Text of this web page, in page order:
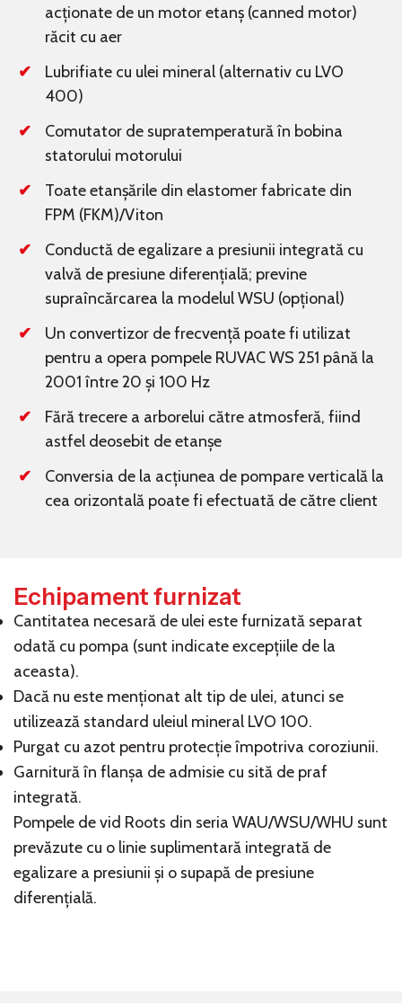
acționate de un motor etanș (canned motor)
răcit cu aer
Lubrifiate cu ulei mineral (alternativ cu LVO
400)
Comutator de supratemperatură în bobina
statorului motorului
Toate etanșările din elastomer fabricate din
FPM (FKM)/Viton
Conductă de egalizare a presiunii integrată cu
valvă de presiune diferențială; previne
supraîncărcarea la modelul WSU (opțional)
Un convertizor de frecvență poate fi utilizat
pentru a opera pompele RUVAC WS 251 până la
2001 între 20 și 100 Hz
Fără trecere a arborelui către atmosferă, fiind
astfel deosebit de etanșe
Conversia de la acțiunea de pompare verticală la
cea orizontală poate fi efectuată de către client
Echipament furnizat
Cantitatea necesară de ulei este furnizată separat
odată cu pompa (sunt indicate excepțiile de la
aceasta).
Dacă nu este menționat alt tip de ulei, atunci se
utilizează standard uleiul mineral LVO 100.
Purgat cu azot pentru protecție împotriva coroziunii.
Garnitură în flanșa de admisie cu sită de praf
integrată.
Pompele de vid Roots din seria WAU/WSU/WHU sunt
prevăzute cu o linie suplimentară integrată de
egalizare a presiunii și o supapă de presiune
diferențială.